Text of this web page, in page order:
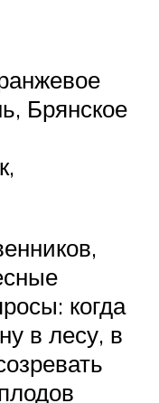
Брянское
когда
в лесу, в